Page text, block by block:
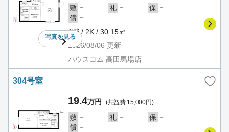
写真を見る
敷 － 礼 － 保 －
償 －
1階 / 2K / 30.15㎡
2026/08/06 更新
ハウスコム 高田馬場店
304号室
19.4万円 (共益費 15,000円)
敷 － 礼 － 保 －
償 －